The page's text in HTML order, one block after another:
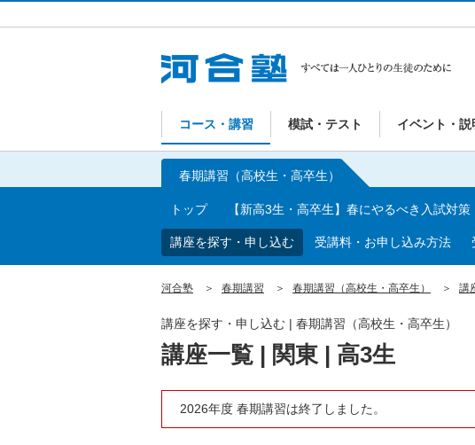
コース・講習 模試・テスト イベント・説
春期講習（高校生・高卒生）
トップ 【新高3生・高卒生】春にやるべき入試対策
講座を探す・申し込む 受講料・お申し込み方法
河合塾 春期講習 春期講習（高校生・高卒生） 講
講座一覧 | 関東 | 高3生
講座を探す・申し込む | 春期講習（高校生・高卒生）
2026年度 春期講習は終了しました。